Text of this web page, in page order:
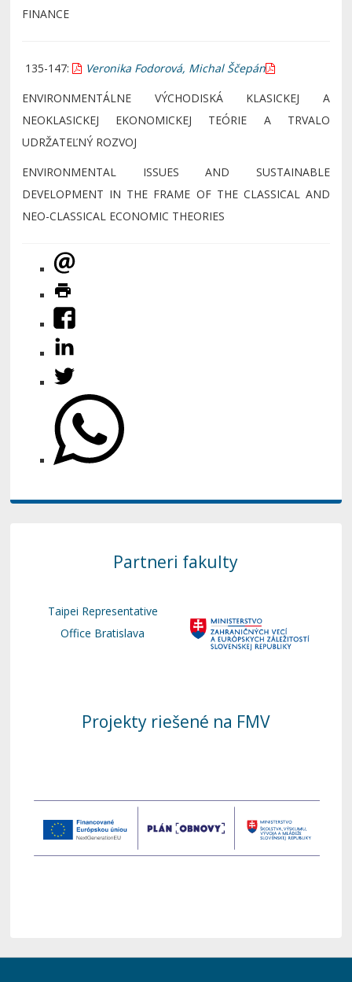
FINANCE
135-147:
Veronika Fodorová, Michal Ščepán
ENVIRONMENTÁLNE VÝCHODISKÁ KLASICKEJ A
NEOKLASICKEJ EKONOMICKEJ TEÓRIE A TRVALO
UDRŽATEĽNÝ ROZVOJ
ENVIRONMENTAL ISSUES AND SUSTAINABLE
DEVELOPMENT IN THE FRAME OF THE CLASSICAL AND
NEO-CLASSICAL ECONOMIC THEORIES
Partneri fakulty
Taipei Representative
Office Bratislava
Projekty riešené na FMV